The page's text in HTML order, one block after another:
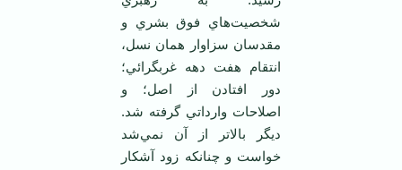
شخصيت‌هاي فوق بشري و
مقدسان سزاوار همان نسل،
انتقام هفت دهه غربگرائي؛
دور افتادن از اصل؛ و
اصلاحات وارداتي گرفته شد.
ديگر بالاتر از آن نمي‌شد
خواست و چنانکه زود آشکار